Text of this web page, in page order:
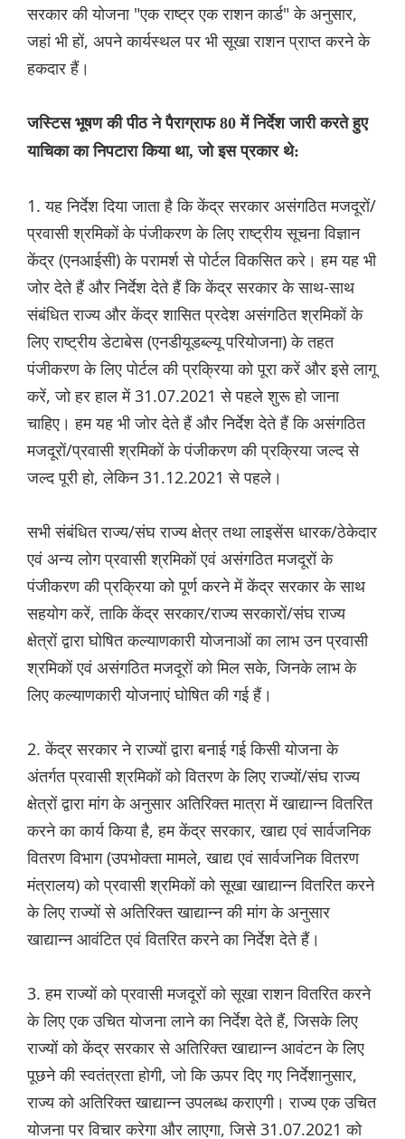
सरकार की योजना "एक राष्ट्र एक राशन कार्ड" के अनुसार,
जहां भी हों, अपने कार्यस्थल पर भी सूखा राशन प्राप्त करने के
हकदार हैं।
जस्टिस भूषण की पीठ ने पैराग्राफ 80 में निर्देश जारी करते हुए
याचिका का निपटारा किया था, जो इस प्रकार थे:
1. यह निर्देश दिया जाता है कि केंद्र सरकार असंगठित मजदूरों/
प्रवासी श्रमिकों के पंजीकरण के लिए राष्ट्रीय सूचना विज्ञान
केंद्र (एनआईसी) के परामर्श से पोर्टल विकसित करे। हम यह भी
जोर देते हैं और निर्देश देते हैं कि केंद्र सरकार के साथ-साथ
संबंधित राज्य और केंद्र शासित प्रदेश असंगठित श्रमिकों के
लिए राष्ट्रीय डेटाबेस (एनडीयूडब्ल्यू परियोजना) के तहत
पंजीकरण के लिए पोर्टल की प्रक्रिया को पूरा करें और इसे लागू
करें, जो हर हाल में 31.07.2021 से पहले शुरू हो जाना
चाहिए। हम यह भी जोर देते हैं और निर्देश देते हैं कि असंगठित
मजदूरों/प्रवासी श्रमिकों के पंजीकरण की प्रक्रिया जल्द से
जल्द पूरी हो, लेकिन 31.12.2021 से पहले।
सभी संबंधित राज्य/संघ राज्य क्षेत्र तथा लाइसेंस धारक/ठेकेदार
एवं अन्य लोग प्रवासी श्रमिकों एवं असंगठित मजदूरों के
पंजीकरण की प्रक्रिया को पूर्ण करने में केंद्र सरकार के साथ
सहयोग करें, ताकि केंद्र सरकार/राज्य सरकारों/संघ राज्य
क्षेत्रों द्वारा घोषित कल्याणकारी योजनाओं का लाभ उन प्रवासी
श्रमिकों एवं असंगठित मजदूरों को मिल सके, जिनके लाभ के
लिए कल्याणकारी योजनाएं घोषित की गई हैं।
2. केंद्र सरकार ने राज्यों द्वारा बनाई गई किसी योजना के
अंतर्गत प्रवासी श्रमिकों को वितरण के लिए राज्यों/संघ राज्य
क्षेत्रों द्वारा मांग के अनुसार अतिरिक्त मात्रा में खाद्यान्न वितरित
करने का कार्य किया है, हम केंद्र सरकार, खाद्य एवं सार्वजनिक
वितरण विभाग (उपभोक्ता मामले, खाद्य एवं सार्वजनिक वितरण
मंत्रालय) को प्रवासी श्रमिकों को सूखा खाद्यान्न वितरित करने
के लिए राज्यों से अतिरिक्त खाद्यान्न की मांग के अनुसार
खाद्यान्न आवंटित एवं वितरित करने का निर्देश देते हैं।
3. हम राज्यों को प्रवासी मजदूरों को सूखा राशन वितरित करने
के लिए एक उचित योजना लाने का निर्देश देते हैं, जिसके लिए
राज्यों को केंद्र सरकार से अतिरिक्त खाद्यान्न आवंटन के लिए
पूछने की स्वतंत्रता होगी, जो कि ऊपर दिए गए निर्देशानुसार,
राज्य को अतिरिक्त खाद्यान्न उपलब्ध कराएगी। राज्य एक उचित
योजना पर विचार करेगा और लाएगा, जिसे 31.07.2021 को